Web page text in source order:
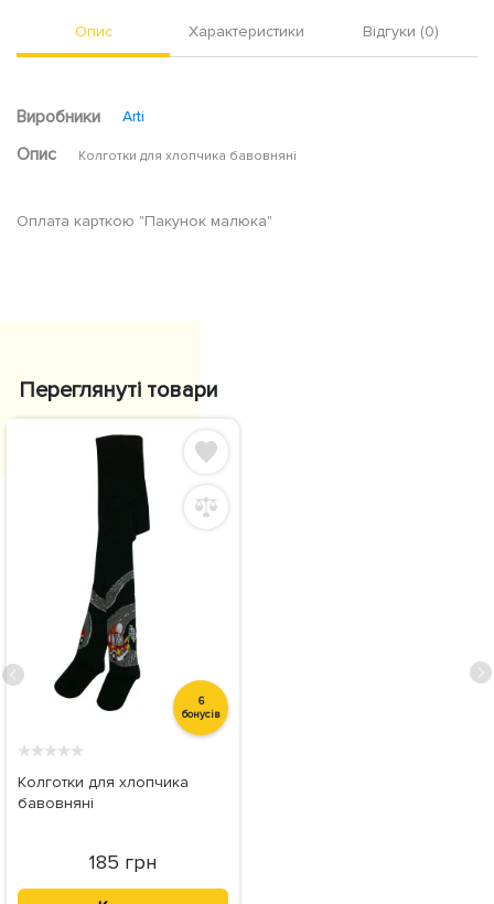
Опис Характеристики Відгуки (0)
Виробники Arti
Опис Колготки для хлопчика бавовняні
Оплата карткою "Пакунок малюка"
Переглянуті товари
6
бонусів
★★★★★
Колготки для хлопчика
бавовняні
185 грн